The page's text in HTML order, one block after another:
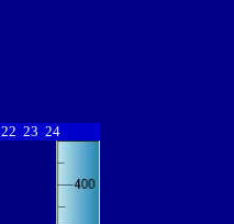
22 23 24